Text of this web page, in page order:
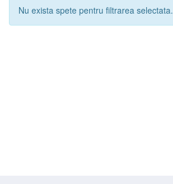
Nu exista spete pentru filtrarea selectata.